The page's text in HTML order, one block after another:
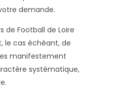
demande.
de Football de Loire
le cas échéant, de
manifestement
systématique,